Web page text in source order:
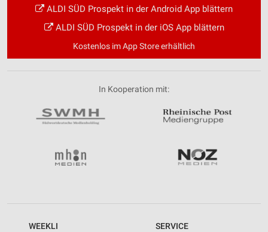
ALDI SÜD Prospekt in der Android App blättern
ALDI SÜD Prospekt in der iOS App blättern
Kostenlos im App Store erhältlich
In Kooperation mit:
WEEKLI SERVICE